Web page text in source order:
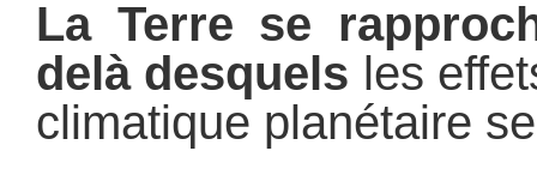
La Terre se
delà desquels les
climatique planétaire